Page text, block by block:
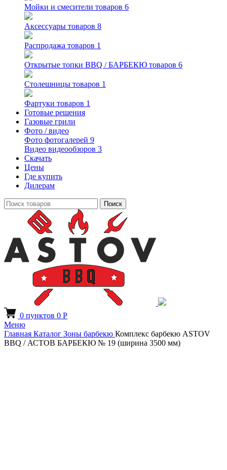
Мойки и смесители товаров 6
Аксессуары товаров 8
Распродажа товаров 1
Открытые топки BBQ / БАРБЕКЮ товаров 6
Столешницы товаров 1
Фартуки товаров 1
Готовые решения
Газовые грили
Фото / видео
Фото фотогалерей 9
Видео видеообзоров 3
Скачать
Цены
Где купить
Дилерам
Поиск
0 пунктов 0 Р
Меню
Главная Каталог Зоны барбекю Комплекс барбекю ASTOV
BBQ / АСТОВ БАРБЕКЮ № 19 (ширина 3500 мм)